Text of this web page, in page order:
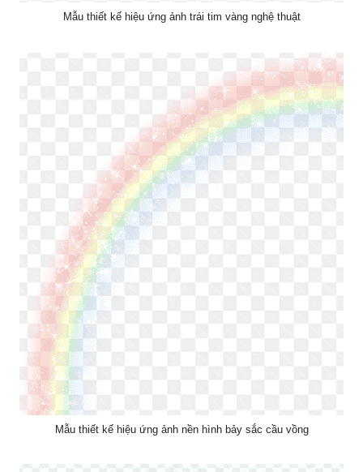
Mẫu thiết kế hiệu ứng ảnh trái tim vàng nghệ thuật
Mẫu thiết kế hiệu ứng ảnh nền hình bảy sắc cầu vồng